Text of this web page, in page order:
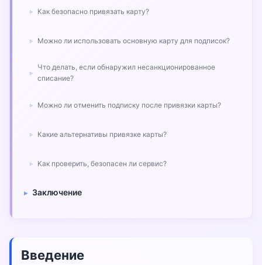
Как безопасно привязать карту?
Можно ли использовать основную карту для подписок?
Что делать, если обнаружил несанкционированное
списание?
Можно ли отменить подписку после привязки карты?
Какие альтернативы привязке карты?
Как проверить, безопасен ли сервис?
Заключение
Введение